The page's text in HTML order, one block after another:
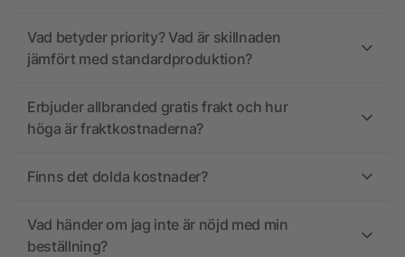
Vad betyder priority? Vad är skillnaden
jämfört med standardproduktion?
Erbjuder allbranded gratis frakt och hur
höga är fraktkostnaderna?
Finns det dolda kostnader?
Vad händer om jag inte är nöjd med min
beställning?